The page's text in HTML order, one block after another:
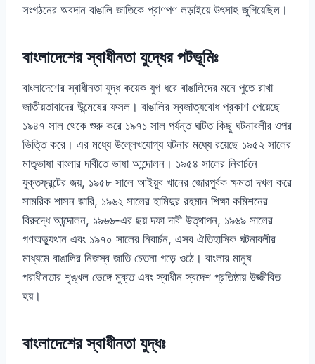
সংগঠনের অবদান বাঙালি জাতিকে প্রাণপণ লড়াইয়ে উৎসাহ জুগিয়েছিল।
বাংলাদেশের স্বাধীনতা যুদ্ধের পটভূমিঃ
বাংলাদেশের স্বাধীনতা যুদ্ধ কয়েক যুগ ধরে বাঙালিদের মনে পুতে রাখা
জাতীয়তাবাদের উন্মেষের ফসল। বাঙালির স্বজাত্যবোধ প্রকাশ পেয়েছে
১৯৪৭ সাল থেকে শুরু করে ১৯৭১ সাল পর্যন্ত ঘটিত কিছু ঘটনাবলীর ওপর
ভিত্তি করে। এর মধ্যে উল্লেখযোগ্য ঘটনার মধ্যে রয়েছে ১৯৫২ সালের
মাতৃভাষা বাংলার দাবীতে ভাষা আন্দোলন। ১৯৫৪ সালের নিবার্চনে
যুক্তফ্রন্টের জয়, ১৯৫৮ সালে আইয়ুব খানের জোরপুর্বক ক্ষমতা দখল করে
সামরিক শাসন জারি, ১৯৬২ সালের হামিদুর রহমান শিক্ষা কমিশনের
বিরুদ্ধে আন্দোলন, ১৯৬৬-এর ছয় দফা দাবী উত্থাপন, ১৯৬৯ সালের
গণঅভ্যুথান এবং ১৯৭০ সালের নিবার্চন, এসব ঐতিহাসিক ঘটনাবলীর
মাধ্যমে বাঙালির নিজস্ব জাতি চেতনা গড়ে ওঠে। বাংলার মানুষ
পরাধীনতার শৃঙ্খল ভেঙ্গে মুক্ত এবং স্বাধীন স্বদেশ প্রতিষ্ঠায় উজ্জীবিত
হয়।
বাংলাদেশের স্বাধীনতা যুদ্ধঃ